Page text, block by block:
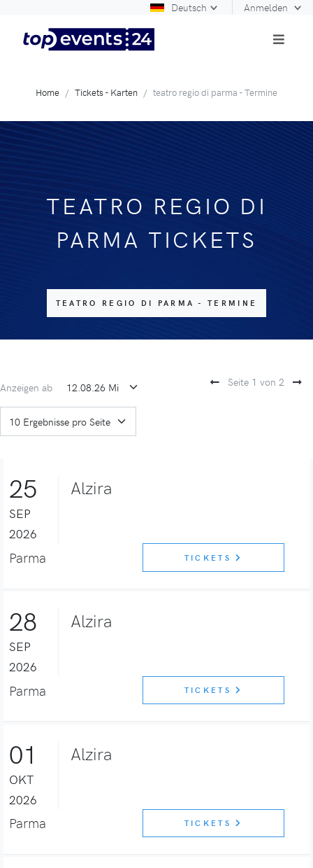
Deutsch Anmelden
Home Tickets - Karten teatro regio di parma - Termine
TEATRO REGIO DI
PARMA TICKETS
TEATRO REGIO DI PARMA - TERMINE
Anzeigen ab Seite 1 von 2
25
SEP
2026
Alzira
Parma TICKETS
28
SEP
2026
Alzira
Parma TICKETS
01
OKT
2026
Alzira
Parma TICKETS